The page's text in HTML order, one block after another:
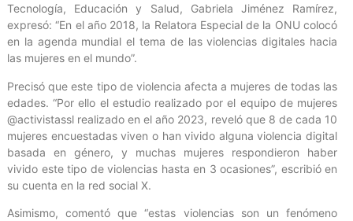
Tecnología, Educación y Salud, Gabriela Jiménez Ramírez,
expresó: “En el año 2018, la Relatora Especial de la ONU colocó
en la agenda mundial el tema de las violencias digitales hacia
las mujeres en el mundo”.
Precisó que este tipo de violencia afecta a mujeres de todas las
edades. “Por ello el estudio realizado por el equipo de mujeres
@activistassl realizado en el año 2023, reveló que 8 de cada 10
mujeres encuestadas viven o han vivido alguna violencia digital
basada en género, y muchas mujeres respondieron haber
vivido este tipo de violencias hasta en 3 ocasiones”, escribió en
su cuenta en la red social X.
Asimismo, comentó que “estas violencias son un fenómeno